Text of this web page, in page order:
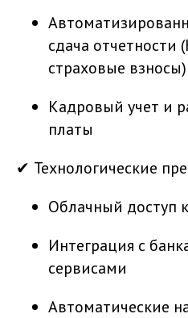
сдача
страховые взносы)
Кадровый учет и
платы
✔ Технологические
Облачный доступ
Интеграция с
сервисами
Автоматические